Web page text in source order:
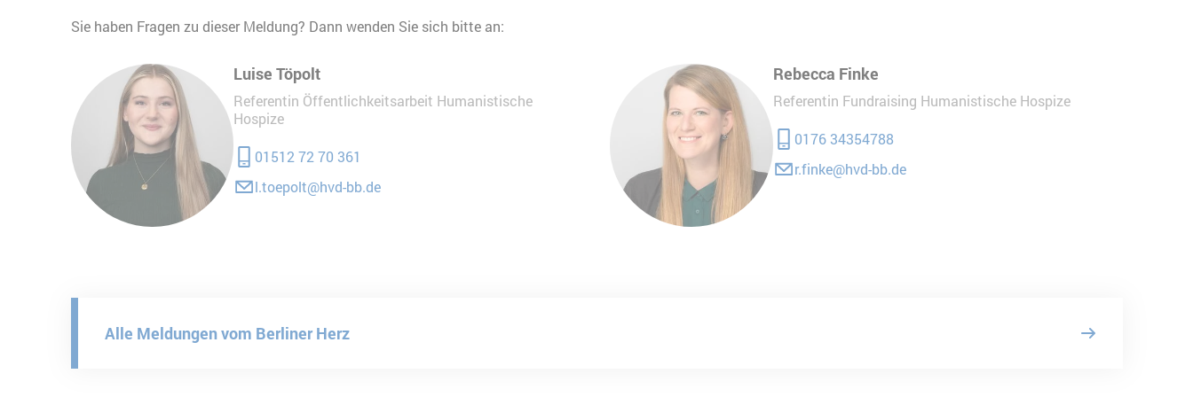
Sie haben Fragen zu dieser Meldung? Dann wenden Sie sich bitte an:
Luise Töpolt
Referentin Öffentlichkeitsarbeit Humanistische
Hospize
01512 72 70 361
l.toepolt@hvd-bb.de
Rebecca Finke
Referentin Fundraising Humanistische Hospize
0176 34354788
r.finke@hvd-bb.de
Alle Meldungen vom Berliner Herz